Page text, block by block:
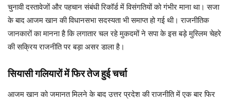
चुनावी दस्तावेजों और पहचान संबंधी रिकॉर्ड में विसंगतियों को गंभीर माना था। सजा
के बाद आजम खान की विधानसभा सदस्यता भी समाप्त हो गई थी। राजनीतिक
जानकारों का मानना है कि लगातार चल रहे मुकदमों ने सपा के इस बड़े मुस्लिम चेहरे
की सक्रिय राजनीति पर बड़ा असर डाला है।
सियासी गलियारों में फिर तेज हुई चर्चा
आजम खान को जमानत मिलने के बाद उत्तर प्रदेश की राजनीति में एक बार फिर